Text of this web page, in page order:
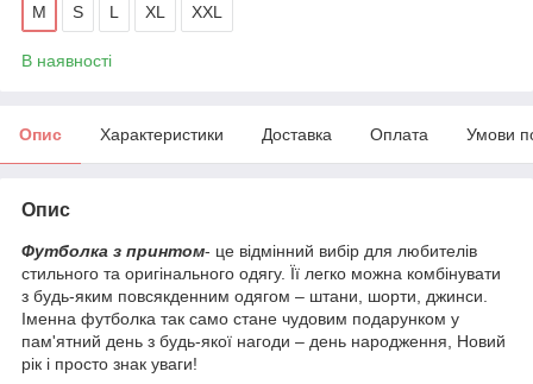
M S L XL XXL
В наявності
Опис Характеристики Доставка Оплата Умови
Опис
Футболка з принтом- це відмінний вибір для любителів
стильного та оригінального одягу. Її легко можна комбінувати
з будь-яким повсякденним одягом – штани, шорти, джинси.
Іменна футболка так само стане чудовим подарунком у
пам'ятний день з будь-якої нагоди – день народження, Новий
рік і просто знак уваги!